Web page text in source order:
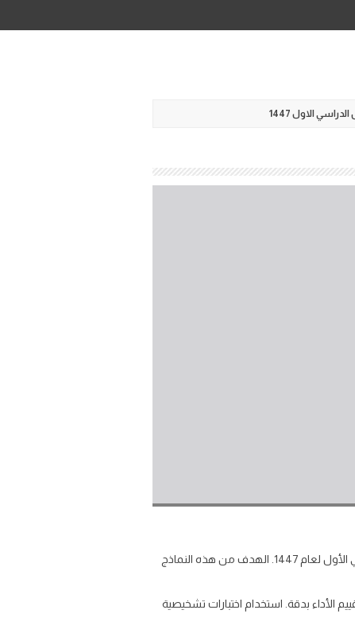
الاول 1447
نقدّم في هذا الملف مجموعة نماذج اختبار تشخيصي في مادة علوم خامس الفصل الاول 1447 للالفصل ضمن الفصل الدراسي الأول لعام 1447. الهدف من هذه النماذج
بدقة. استخدام اختبارات تشخيصية